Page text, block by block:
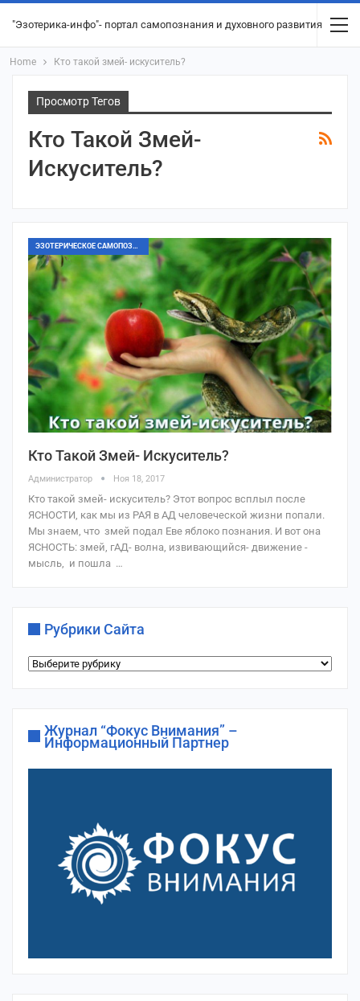
"Эзотерика-инфо"- портал самопознания и духовного развития
Home Кто такой змей- искуситель?
Просмотр Тегов
Кто Такой Змей-
Искуситель?
ЭЗОТЕРИЧЕСКОЕ САМОПОЗНАНИЕ
Кто Такой Змей- Искуситель?
Администратор Ноя 18, 2017
Кто такой змей- искуситель? Этот вопрос всплыл после
ЯСНОСТИ, как мы из РАЯ в АД человеческой жизни попали.
Мы знаем, что змей подал Еве яблоко познания. И вот она
ЯСНОСТЬ: змей, гАД- волна, извивающийся- движение -
мысль, и пошла …
Рубрики Сайта
Рубрики
Журнал “Фокус Внимания” –
Информационный Партнер